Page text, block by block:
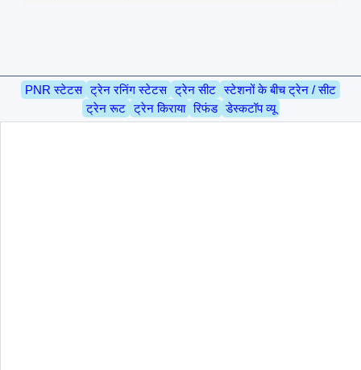
PNR स्टेटस ट्रेन रनिंग स्टेटस ट्रेन सीट स्टेशनों के बीच ट्रेन / सीट
ट्रेन रूट ट्रेन किराया रिफंड डेस्कटॉप व्यू